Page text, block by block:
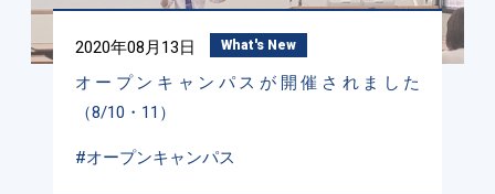
2020年08月13日 What's New
オープンキャンパスが開催されました
（8/10・11）
#オープンキャンパス